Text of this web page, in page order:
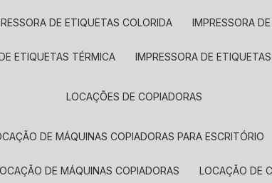
DE ETIQUETAS COLORIDA IMPRESSORA
ETIQUETAS TÉRMICA IMPRESSORA DE
LOCAÇÕES DE COPIADORAS
DE MÁQUINAS COPIADORAS PARA ESCRITÓRIO
LOCAÇÃO DE MÁQUINAS COPIADORAS LOCAÇÃO DE